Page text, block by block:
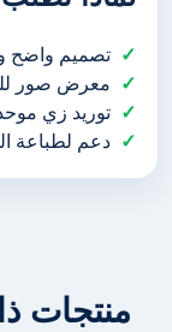
تصميم واضح
معرض صور
توريد زي
دعم لطباعة
منتجات